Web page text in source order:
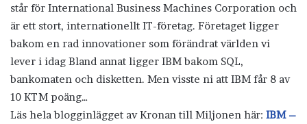
står för International Business Machines Corporation och
är ett stort, internationellt IT-företag. Företaget ligger
bakom en rad innovationer som förändrat världen vi
lever i idag Bland annat ligger IBM bakom SQL,
bankomaten och disketten. Men visste ni att IBM får 8 av
10 KTM poäng…
Läs hela blogginlägget av Kronan till Miljonen här: IBM –